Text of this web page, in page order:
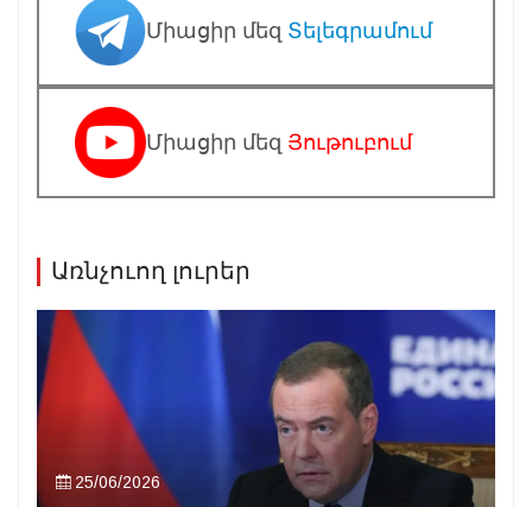
Միացիր մեզ Տելեգրամում
Միացիր մեզ Յութուբում
Առնչուող լուրեր
25/06/2026